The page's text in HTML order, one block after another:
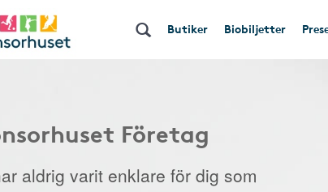
Butiker Biobiljetter
Företag
aldrig varit enklare för dig som